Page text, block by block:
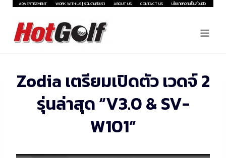
Skip
content
ADVERTISEMENT WORK WITH US | ร่วมงานกับเรา ABOUT US CONTACT US นโยบายความเป็นส่วนตัว
Zodia เตรียมเปิดตัว เวดจ์ 2
รุ่นล่าสุด “V3.0 & SV-
W101”